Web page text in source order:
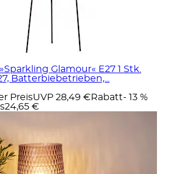
Glamour« E27 1 Stk.
Batterbiebetrieben,...
PreisUVP 28,49 € Rabatt- 13 %
24,65 €